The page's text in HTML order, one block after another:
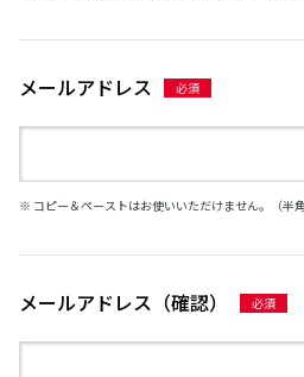
メールアドレス
※ コピー＆ペーストはお使いいただけません。（半角
メールアドレス（確認）